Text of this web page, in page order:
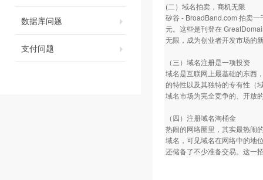
数据库问题
支付问题
(二）域名拍卖，商机无限
矽谷 - BroadBand.com 拍卖
元。这些是刊登在
无限，成为创业者开发市场的
（三）域名注册是一项投资
域名是互联网上最基础的东西
的特性以及其独特的专有性（
域名市场为完全竞争的、开放
（四）注册域名淘桶金
热闹的网络圈里，其实最热闹
域名，可见域名在网络中的地
还储备了不少准备交易。这一